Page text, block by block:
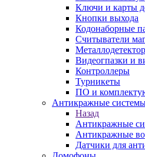
Ключи и карты
Кнопки выхода
Кодонаборные
Считыватели
Видеогпазки и
Контроллеры
Турникеты
ПО и
Антикражные
Назад
Антикражные
Антикражные
Датчики для